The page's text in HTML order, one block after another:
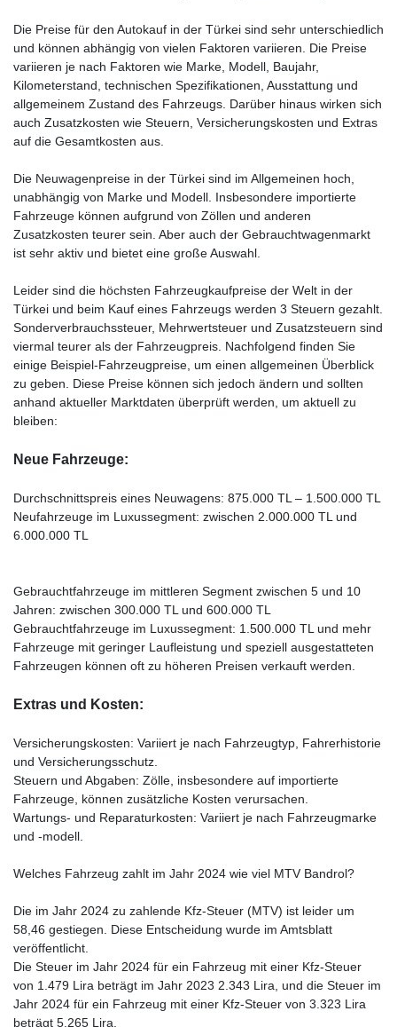
Die Preise für den Autokauf in der Türkei sind sehr unterschiedlich
und können abhängig von vielen Faktoren variieren. Die Preise
variieren je nach Faktoren wie Marke, Modell, Baujahr,
Kilometerstand, technischen Spezifikationen, Ausstattung und
allgemeinem Zustand des Fahrzeugs. Darüber hinaus wirken sich
auch Zusatzkosten wie Steuern, Versicherungskosten und Extras
auf die Gesamtkosten aus.
Die Neuwagenpreise in der Türkei sind im Allgemeinen hoch,
unabhängig von Marke und Modell. Insbesondere importierte
Fahrzeuge können aufgrund von Zöllen und anderen
Zusatzkosten teurer sein. Aber auch der Gebrauchtwagenmarkt
ist sehr aktiv und bietet eine große Auswahl.
Leider sind die höchsten Fahrzeugkaufpreise der Welt in der
Türkei und beim Kauf eines Fahrzeugs werden 3 Steuern gezahlt.
Sonderverbrauchssteuer, Mehrwertsteuer und Zusatzsteuern sind
viermal teurer als der Fahrzeugpreis. Nachfolgend finden Sie
einige Beispiel-Fahrzeugpreise, um einen allgemeinen Überblick
zu geben. Diese Preise können sich jedoch ändern und sollten
anhand aktueller Marktdaten überprüft werden, um aktuell zu
bleiben:
Neue Fahrzeuge:
Durchschnittspreis eines Neuwagens: 875.000 TL – 1.500.000 TL
Neufahrzeuge im Luxussegment: zwischen 2.000.000 TL und
6.000.000 TL
Gebrauchtfahrzeuge im mittleren Segment zwischen 5 und 10
Jahren: zwischen 300.000 TL und 600.000 TL
Gebrauchtfahrzeuge im Luxussegment: 1.500.000 TL und mehr
Fahrzeuge mit geringer Laufleistung und speziell ausgestatteten
Fahrzeugen können oft zu höheren Preisen verkauft werden.
Extras und Kosten:
Versicherungskosten: Variiert je nach Fahrzeugtyp, Fahrerhistorie
und Versicherungsschutz.
Steuern und Abgaben: Zölle, insbesondere auf importierte
Fahrzeuge, können zusätzliche Kosten verursachen.
Wartungs- und Reparaturkosten: Variiert je nach Fahrzeugmarke
und -modell.
Welches Fahrzeug zahlt im Jahr 2024 wie viel MTV Bandrol?
Die im Jahr 2024 zu zahlende Kfz-Steuer (MTV) ist leider um
58,46 gestiegen. Diese Entscheidung wurde im Amtsblatt
veröffentlicht.
Die Steuer im Jahr 2024 für ein Fahrzeug mit einer Kfz-Steuer
von 1.479 Lira beträgt im Jahr 2023 2.343 Lira, und die Steuer im
Jahr 2024 für ein Fahrzeug mit einer Kfz-Steuer von 3.323 Lira
beträgt 5.265 Lira.